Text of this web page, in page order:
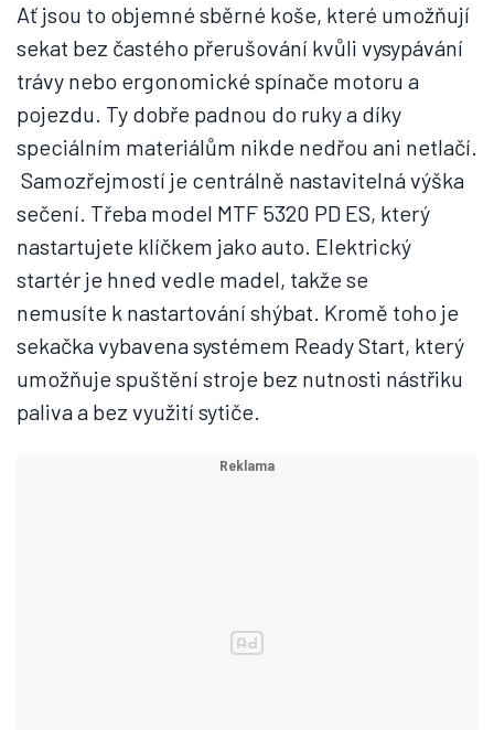
Ať jsou to objemné sběrné koše, které umožňují
sekat bez častého přerušování kvůli vysypávání
trávy nebo ergonomické spínače motoru a
pojezdu. Ty dobře padnou do ruky a díky
speciálním materiálům nikde nedřou ani netlačí.
Samozřejmostí je centrálně nastavitelná výška
sečení. Třeba model MTF 5320 PD ES, který
nastartujete klíčkem jako auto. Elektrický
startér je hned vedle madel, takže se
nemusíte k nastartování shýbat. Kromě toho je
sekačka vybavena systémem Ready Start, který
umožňuje spuštění stroje bez nutnosti nástřiku
paliva a bez využití sytiče.